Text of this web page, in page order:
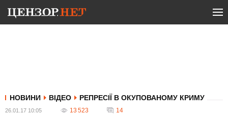
НОВИНИ ВІДЕО РЕПРЕСІЇ В ОКУПОВАНОМУ КРИМУ
26.01.17 10:05 13 523 14